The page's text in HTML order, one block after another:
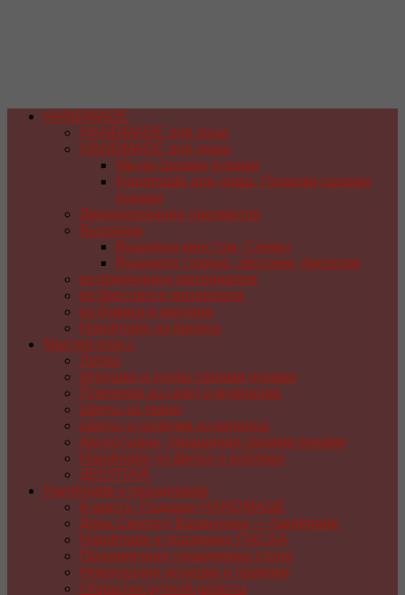
HANDMADE
HANDMADE для дачи
HANDMADE для дома
Мыло своими руками
Handmade для дома. Поделки своими
руками
Декорирование предметов
Вышивка
Вышивка крестом. Схемы
Вышивка гладью, лентами, бисером
из природных материалов
из бросового материала
из бумаги и картона
Handmade из бисера
Мастер-класс
Лепка
Игрушки и куклы своими руками
Плетение из газет и журналов
Цветы из ткани
Цветы и поделки из капрона
Аксессуары, украшения своими руками
Handmade из фетра и войлока
ДЕКУПАЖ
Handmade к праздникам
8 марта. Подарки HANDMADE
День Святого Валентина — handmade
Handmade к празднику ПАСХA
Праздничная сервировка стола
Новогодние игрушки и поделки
Открытки ручной работы